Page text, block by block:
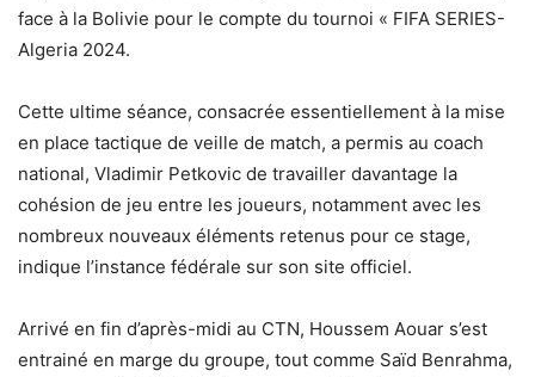
face à la Bolivie pour le compte du tournoi « FIFA SERIES-
Algeria 2024.
Cette ultime séance, consacrée essentiellement à la mise
en place tactique de veille de match, a permis au coach
national, Vladimir Petkovic de travailler davantage la
cohésion de jeu entre les joueurs, notamment avec les
nombreux nouveaux éléments retenus pour ce stage,
indique l’instance fédérale sur son site officiel.
Arrivé en fin d’après-midi au CTN, Houssem Aouar s’est
entrainé en marge du groupe, tout comme Saïd Benrahma,